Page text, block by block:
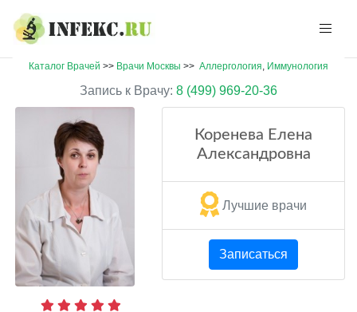
Каталог Врачей >> Врачи Москвы >> Аллергология, Иммунология
Запись к Врачу: 8 (499) 969-20-36
Коренева Елена
Александровна
Лучшие врачи
Записаться